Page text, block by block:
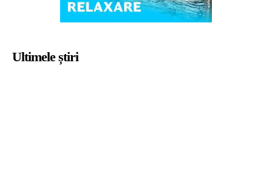
Ultimele știri